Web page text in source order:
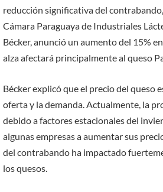
reducción significativa del
Cámara Paraguaya de Industriales
Bécker, anunció un aumento del 15%
alza afectará principalmente al queso
Bécker explicó que el precio del queso
oferta y la demanda. Actualmente, la
debido a factores estacionales del
algunas empresas a aumentar sus
del contrabando ha impactado
los quesos.